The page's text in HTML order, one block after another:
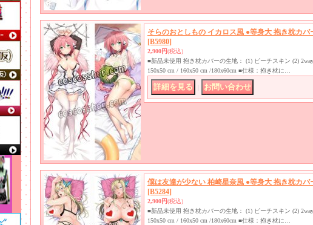
そらのおとしもの イカロス風 ●等身大 抱き枕カバ
[B5980]
2,900円(税込)
■新品未使用 抱き枕カバーの生地： (1) ピーチスキン (2)
150x50 cm / 160x50 cm /180x60cm ■仕様：抱き枕に…
僕は友達が少ない 柏崎星奈風 ●等身大 抱き枕カバ
[B5284]
2,900円(税込)
■新品未使用 抱き枕カバーの生地： (1) ピーチスキン (2)
150x50 cm / 160x50 cm /180x60cm ■仕様：抱き枕に…